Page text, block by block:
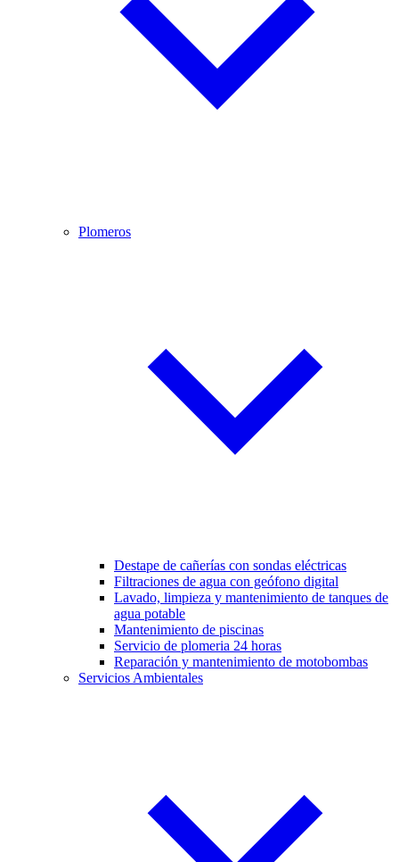
Plomeros
Destape de cañerías con sondas eléctricas
Filtraciones de agua con geófono digital
Lavado, limpieza y mantenimiento de tanques de
agua potable
Mantenimiento de piscinas
Servicio de plomeria 24 horas
Reparación y mantenimiento de motobombas
Servicios Ambientales